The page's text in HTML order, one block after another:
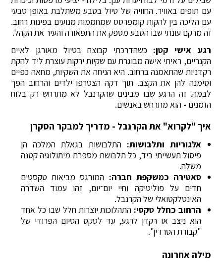
עם תופים באוויר. החוויה של טיול בטבע משתלבת באופן טבעי
עם הליכה בין להקות קומפרסס שמחממות מנועים בפינות רחוב.
זה מרקם עונתי שבו הטבע מספק את התפאורה והעיר את הקהל.
רגע אישי קטן: כשהדרכתי קבוצה בטיול מאורגן לאיים
הקנריים, ראיתי אישה מבוגרת עם שקיות ירקות עוצרת ליד להקת
רקדניות שהתאמנה ברחוב. היא הניחה את השקיות, מחאה כפיים
וסימנה להן את הקצב. תוך דקה הצטרפו ילדים והרחוב הפך
לבמה. זה הרגע שבו מבינים שהקרנבל לא מתרחש רק בלוח
הזמנים - הוא מתרחש באנשים.
איך "לקרוא" את הקרנבל - מדריך למבקר הסקרן
אלגוריות ותלבושות: התלבושות בגאלת המלכה הן
פיסול תעשייתי ביד, כל תלבושת מספרת מיתולוגיה קטנה
משלה.
סאטירה כמשקפת חברה: המורגס מביאות טקסטים
חדים על פוליטיקה וחיי יום־יום, זהו עמוד השדרה
האינטלקטואלי של הקרנבל.
הרחוב כחלל טקסי: התהלוכות יוצרות חלל שבו כל אחד
הוא ניצב או רקדן לרגע, עד לטקס הסיום הפרודי של
"קבורת הסרדין".
מילה אחרונה